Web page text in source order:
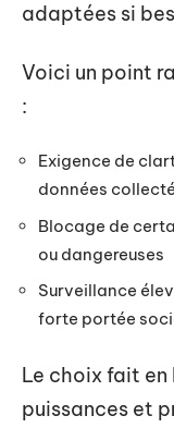
adaptées si
Voici un point
:
Exigence de
données
Blocage de
ou dangereuses
Surveillance
forte portée
Le choix fait en
puissances et